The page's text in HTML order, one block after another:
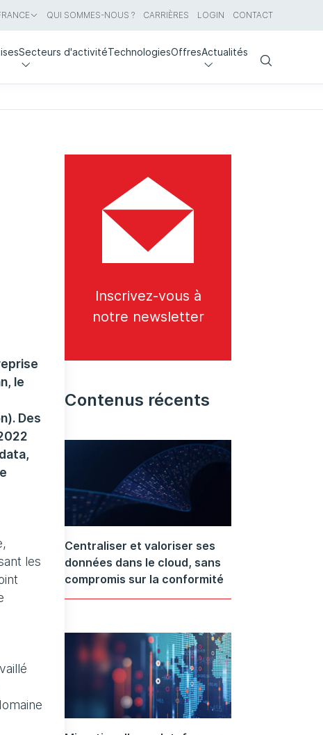
QUI SOMMES-NOUS ? CARRIÈRES LOGIN CONTACT
Secteurs d'activitéTechnologiesOffresActualités
Search
le
Des
les
Inscrivez-vous à
notre newsletter
Contenus récents
Centraliser et valoriser ses
données dans le cloud, sans
compromis sur la conformité